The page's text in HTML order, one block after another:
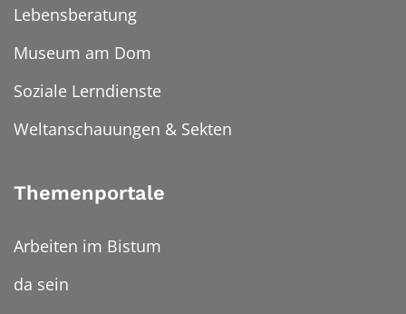
Lebensberatung
Museum am Dom
Soziale Lerndienste
Weltanschauungen & Sekten
Themenportale
Arbeiten im Bistum
da sein